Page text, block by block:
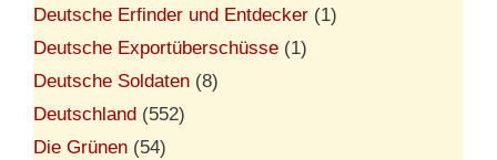
Deutsche Erfinder und Entdecker (1)
Deutsche Exportüberschüsse (1)
Deutsche Soldaten (8)
Deutschland (552)
Die Grünen (54)